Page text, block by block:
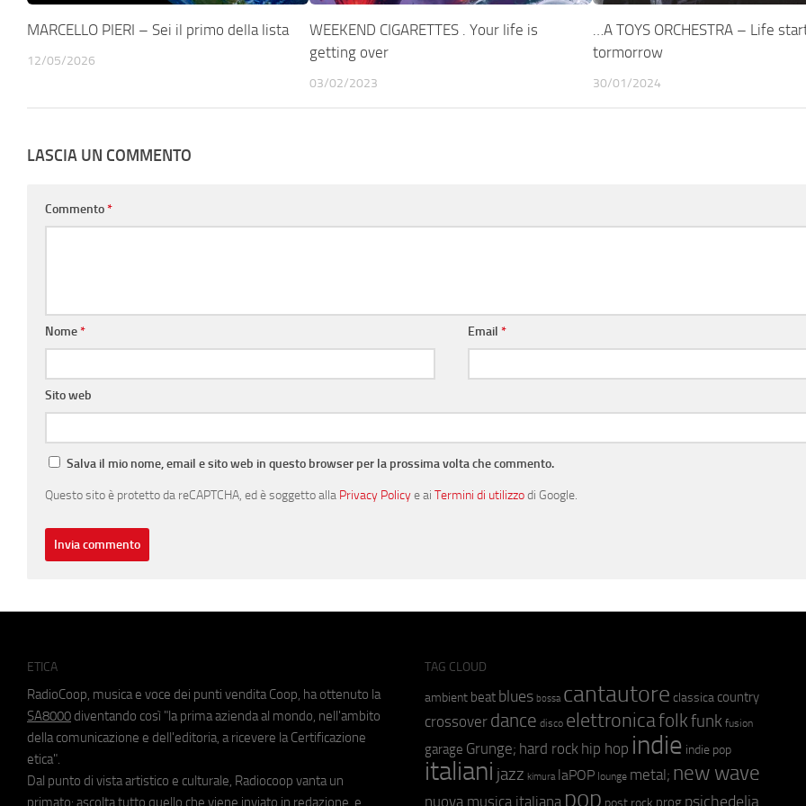
MARCELLO PIERI – Sei il primo della lista
12/05/2026
WEEKEND CIGARETTES . Your life is
getting over
03/02/2023
…A TOYS ORCHESTRA – Life
tormorrow
30/01/2024
LASCIA UN COMMENTO
Commento*
Nome* Email*
Sito web
Salva il mio nome, email e sito web in questo browser per la prossima volta che commento.
Questo sito è protetto da reCAPTCHA, ed è soggetto alla Privacy Policye ai Termini di utilizzodi Google.
ETICA
RadioCoop, musica e voce dei punti vendita Coop, ha ottenuto la
SA8000 diventando così "la prima azienda al mondo, nell'ambito
della comunicazione e dell'editoria, a ricevere la Certificazione
etica".
Dal punto di vista artistico e culturale, Radiocoop vanta un
primato: ascolta tutto quello che viene inviato in redazione, e
TAG CLOUD
ambient beat blues bossa cantautore classica country
crossover dance disco elettronicafolkfunk fusion
garage Grunge; hard rock hip hop indie indie pop
italiani jazz kimura laPOP lounge metal; new wave
nuova musica italiana pop post rock prog psichedelia